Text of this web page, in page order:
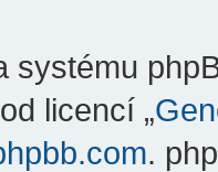
systému
licencí „
.